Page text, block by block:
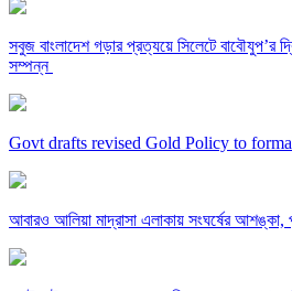
সবুজ বাংলাদেশ গড়ার প্রত্যয়ে সিলেটে বাবৌযুপ’র
সম্পন্ন
Govt drafts revised Gold Policy to
আবারও আলিয়া মাদ্রাসা এলাকায় সংঘর্ষের আশঙ্কা,